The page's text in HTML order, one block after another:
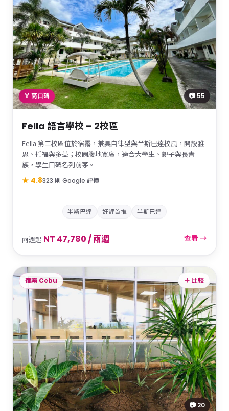
📷 55
🏅 高口碑
Fella 語言學校 – 2校區
Fella 第二校區位於宿霧，兼具自律型與半斯巴達校風，開設雅
思、托福與多益；校園腹地寬廣，適合大學生、親子與長青
族，學生口碑名列前茅。
★ 4.8323 則 Google 評價
半斯巴達 好評首推 半斯巴達
兩週起 NT 47,780 / 兩週 查看 →
宿霧 Cebu
📷 20
＋ 比較